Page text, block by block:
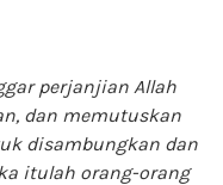
perjanjian Allah
dan memutuskan
disambungkan dan
itulah orang-orang